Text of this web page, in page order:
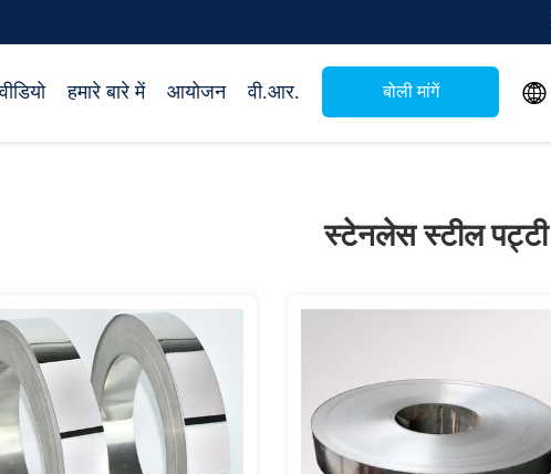
वीडियो हमारे बारे में आयोजन वी.आर. बोली मांगें 
स्टेनलेस स्टील पट्टी